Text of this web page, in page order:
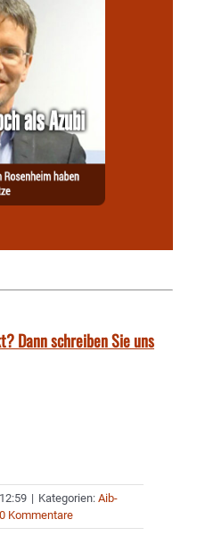
Dann schreiben Sie uns
| Kategorien: Aib-
0 Kommentare